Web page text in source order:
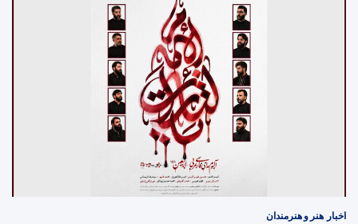
اخبار هنر و هنرمندان